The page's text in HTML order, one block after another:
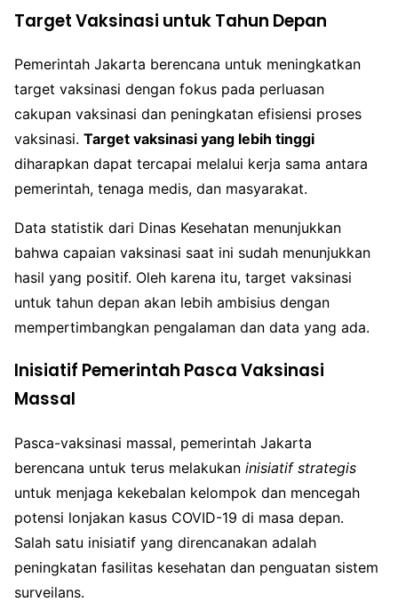
Target Vaksinasi untuk Tahun Depan
Pemerintah Jakarta berencana untuk meningkatkan
target vaksinasi dengan fokus pada perluasan
cakupan vaksinasi dan peningkatan efisiensi proses
vaksinasi. Target vaksinasi yang lebih tinggi
diharapkan dapat tercapai melalui kerja sama antara
pemerintah, tenaga medis, dan masyarakat.
Data statistik dari Dinas Kesehatan menunjukkan
bahwa capaian vaksinasi saat ini sudah menunjukkan
hasil yang positif. Oleh karena itu, target vaksinasi
untuk tahun depan akan lebih ambisius dengan
mempertimbangkan pengalaman dan data yang ada.
Inisiatif Pemerintah Pasca Vaksinasi
Massal
Pasca-vaksinasi massal, pemerintah Jakarta
berencana untuk terus melakukan inisiatif strategis
untuk menjaga kekebalan kelompok dan mencegah
potensi lonjakan kasus COVID-19 di masa depan.
Salah satu inisiatif yang direncanakan adalah
peningkatan fasilitas kesehatan dan penguatan sistem
surveilans.